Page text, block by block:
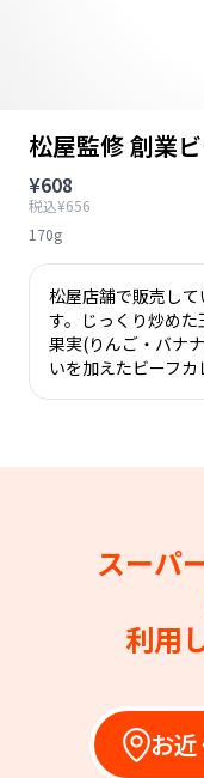
松屋監修 創業
¥608
税込¥656
170g
松屋店舗で販売し
す。じっくり炒め
果実(りんご・バナ
いを加えたビーフカ
スーパ
利用
お